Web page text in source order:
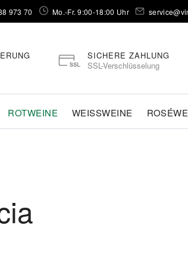
973 70⁠ Mo.-Fr. 9:00-18:00 Uhr
SICHERE ZAHLUNG
SSL-Verschlüsselung
ROTWEINE WEISSWEINE